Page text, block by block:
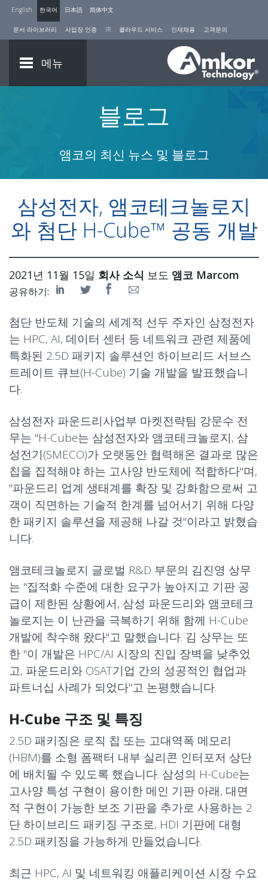
English 한국어 日本語 简体中文
문서 라이브러리 사업장 인증 IR 클라우드 서비스 인재채용 고객문의
메뉴
블로그
앰코의 최신 뉴스 및 블로그
삼성전자, 앰코테크놀로지
와 첨단 H-Cube™ 공동 개발
2021년 11월 15일 회사 소식 보도 앰코 Marcom
공유하기:
첨단 반도체 기술의 세계적 선두 주자인 삼정전자
는 HPC, AI, 데이터 센터 등 네트워크 관련 제품에
특화된 2.5D 패키지 솔루션인 하이브리드 서브스
트레이트 큐브(H-Cube) 기술 개발을 발표했습니
다.
삼성전자 파운드리사업부 마켓전략팀 강문수 전
무는 "H-Cube는 삼성전자와 앰코테크놀로지, 삼
성전기(SMECO)가 오랫동안 협력해온 결과로 많은
칩을 집적해야 하는 고사양 반도체에 적합하다"며,
"파운드리 업계 생태계를 확장 및 강화함으로써 고
객이 직면하는 기술적 한계를 넘어서기 위해 다양
한 패키지 솔루션을 제공해 나갈 것"이라고 밝혔습
니다.
앰코테크놀로지 글로벌 R&D 부문의 김진영 상무
는 "집적화 수준에 대한 요구가 높아지고 기판 공
급이 제한된 상황에서, 삼성 파운드리와 앰코테크
놀로지는 이 난관을 극복하기 위해 함께 H-Cube
개발에 착수해 왔다"고 말했습니다. 김 상무는 또
한 "이 개발은 HPC/AI 시장의 진입 장벽을 낮추었
고, 파운드리와 OSAT기업 간의 성공적인 협업과
파트너십 사례가 되었다"고 논평했습니다.
H-Cube 구조 및 특징
2.5D 패키징은 로직 칩 또는 고대역폭 메모리
(HBM)를 소형 폼팩터 내부 실리콘 인터포저 상단
에 배치될 수 있도록 했습니다. 삼성의 H-Cube는
고사양 특성 구현이 용이한 메인 기판 아래, 대면
적 구현이 가능한 보조 기판을 추가로 사용하는 2
단 하이브리드 패키징 구조로, HDI 기판에 대형
2.5D 패키징을 가능하게 만들었습니다.
최근 HPC, AI 및 네트워킹 애플리케이션 시장 수요